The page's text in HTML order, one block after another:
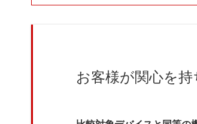
お客様が関心を